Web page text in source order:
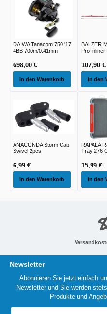
DAIWA Tanacom 750 '17
4BB 700m/0.41mm
698,00 €
In den Warenkorb
BALZER
Pro Inliner
107,90 €
In den
ANACONDA Storm Cap
Swivel 2pcs
6,99 €
In den Warenkorb
RAPALA
Tray 276
15,99 €
In den
Newsletter
Abonnieren Sie jetzt einfach
Newsletter und Sie werden
Produkte und